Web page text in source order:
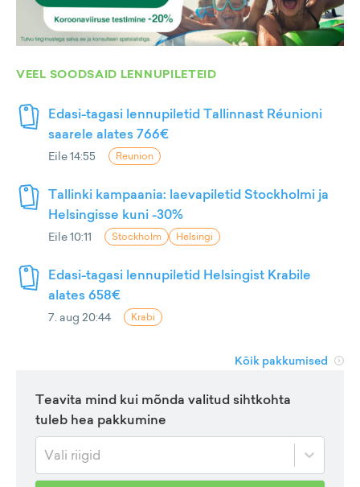
VEEL SOODSAID LENNUPILETEID
Edasi-tagasi lennupiletid Tallinnast Réunioni
saarele alates 766€
Eile 14:55 Reunion
Tallinki kampaania: laevapiletid Stockholmi ja
Helsingisse kuni -30%
Eile 10:11 Stockholm Helsingi
Edasi-tagasi lennupiletid Helsingist Krabile
alates 658€
7. aug 20:44 Krabi
Kõik pakkumised
Teavita mind kui mõnda valitud sihtkohta
tuleb hea pakkumine
Vali riigid